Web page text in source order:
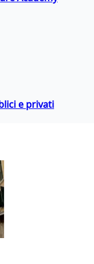
e privati